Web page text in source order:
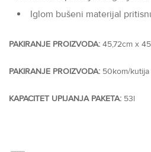
Iglom bušeni materijal
PAKIRANJE PROIZVODA: 45,72cm x
PAKIRANJE PROIZVODA: 50kom/kutija
KAPACITET UPIJANJA PAKETA: 53l